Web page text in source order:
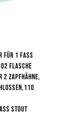
1 Fass
Flasche
Zapfhähne,
Stout